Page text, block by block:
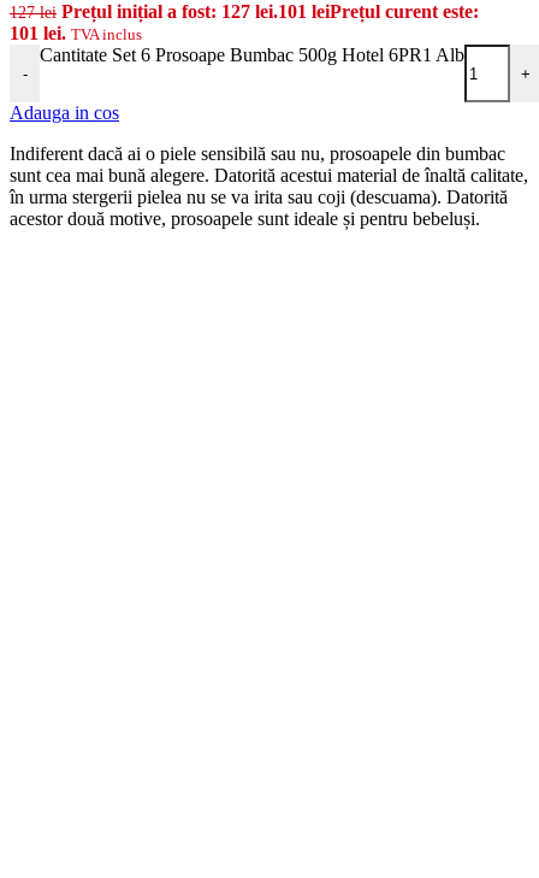
127lei Prețul inițial a fost: 127 lei.101 leiPrețul curent este:
101 lei. TVA inclus
-
Cantitate Set 6 Prosoape Bumbac 500g Hotel 6PR1 Alb
+
Adauga in cos
Indiferent dacă ai o piele sensibilă sau nu, prosoapele din bumbac
sunt cea mai bună alegere. Datorită acestui material de înaltă calitate,
în urma stergerii pielea nu se va irita sau coji (descuama). Datorită
acestor două motive, prosoapele sunt ideale și pentru bebeluși.